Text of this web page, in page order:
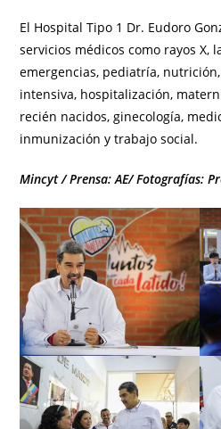
El Hospital Tipo 1 Dr. Eudoro
servicios médicos como rayos X,
emergencias, pediatría,
intensiva, hospitalización,
recién nacidos, ginecología,
inmunización y trabajo social.
Mincyt / Prensa: AE/ Fotografías: